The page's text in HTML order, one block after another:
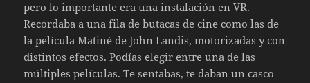
pero lo importante era una instalación en VR.
Recordaba a una fila de butacas de cine como las de
la película Matiné de John Landis, motorizadas y con
distintos efectos. Podías elegir entre una de las
múltiples películas. Te sentabas, te daban un casco